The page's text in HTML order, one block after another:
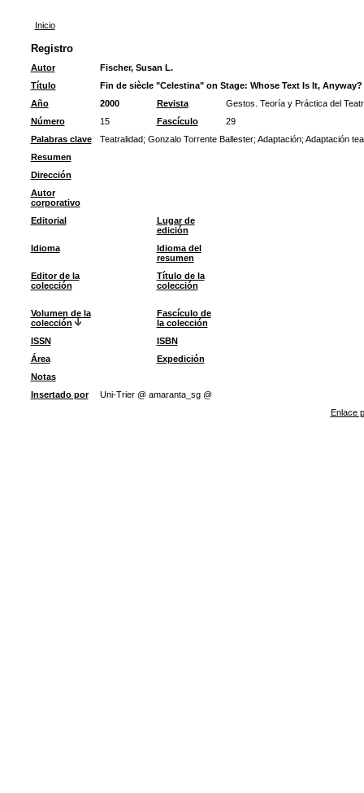
Inicio
Registro
Autor
Fischer, Susan L.
Título
Fin de siècle "Celestina" on Stage: Whose Text Is It, Anyway?
Año
2000 Revista
Gestos. Teoría y Práctica del
Número
15 Fascículo
29
Palabras clave
Teatralidad; Gonzalo Torrente Ballester; Adaptación; Adaptación
Resumen
Dirección
Autor
corporativo
Editorial
Lugar de
edición
Idioma
Idioma del
resumen
Editor de la
colección
Título de la
colección
Volumen de la
colección
Fascículo de
la colección
ISSN
ISBN
Área
Expedición
Notas
Insertado por
Uni-Trier @ amaranta_sg @
Enlace